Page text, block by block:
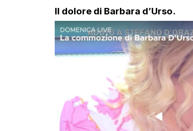
Il dolore di Barbara d’Urso.